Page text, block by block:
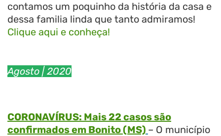
contamos um poquinho da história da casa e
dessa familia linda que tanto admiramos!
Clique aqui e conheça!
Agosto | 2020
CORONAVÍRUS: Mais 22 casos são
confirmados em Bonito (MS) – O município